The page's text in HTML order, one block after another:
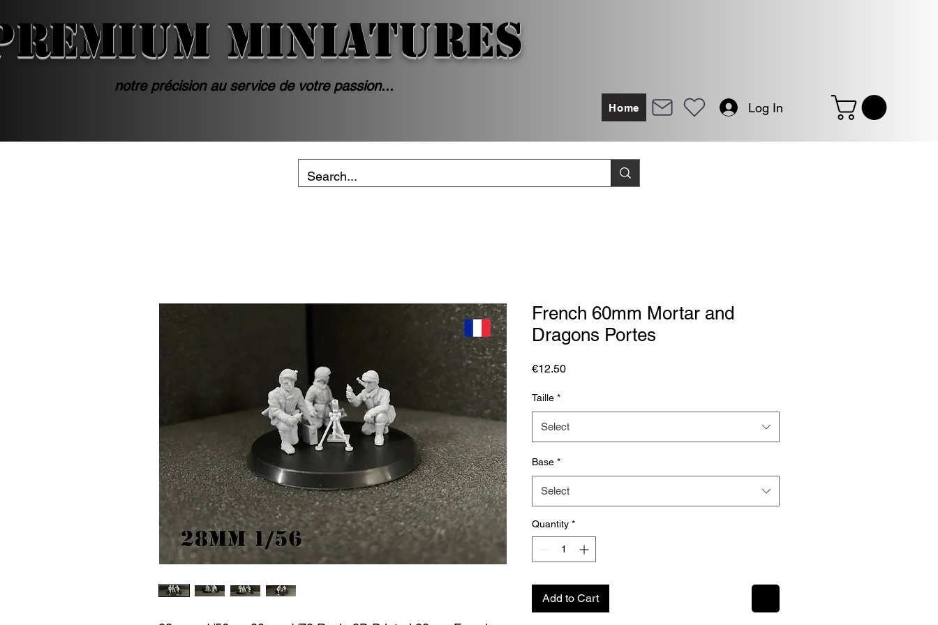
MINIATURES
notre précision au service de votre passion...
Home Log In
French 60mm Mortar and
Dragons Portes
€12.50Price
Taille *
Select
Base *
Select
Quantity *
Add to Cart